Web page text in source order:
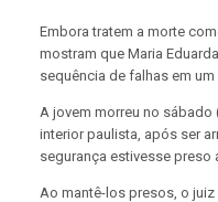
Embora tratem a morte
mostram que Maria
sequência de falhas em
A jovem morreu no sábado
interior paulista, após ser
segurança estivesse preso
Ao mantê-los presos, o juiz